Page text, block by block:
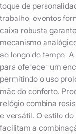
toque de
trabalho, eventos
caixa robusta
mecanismo
ao longo do tempo.
para oferecer um
permitindo o uso
mão do conforto.
relógio combina
e versátil. O estilo
facilitam a